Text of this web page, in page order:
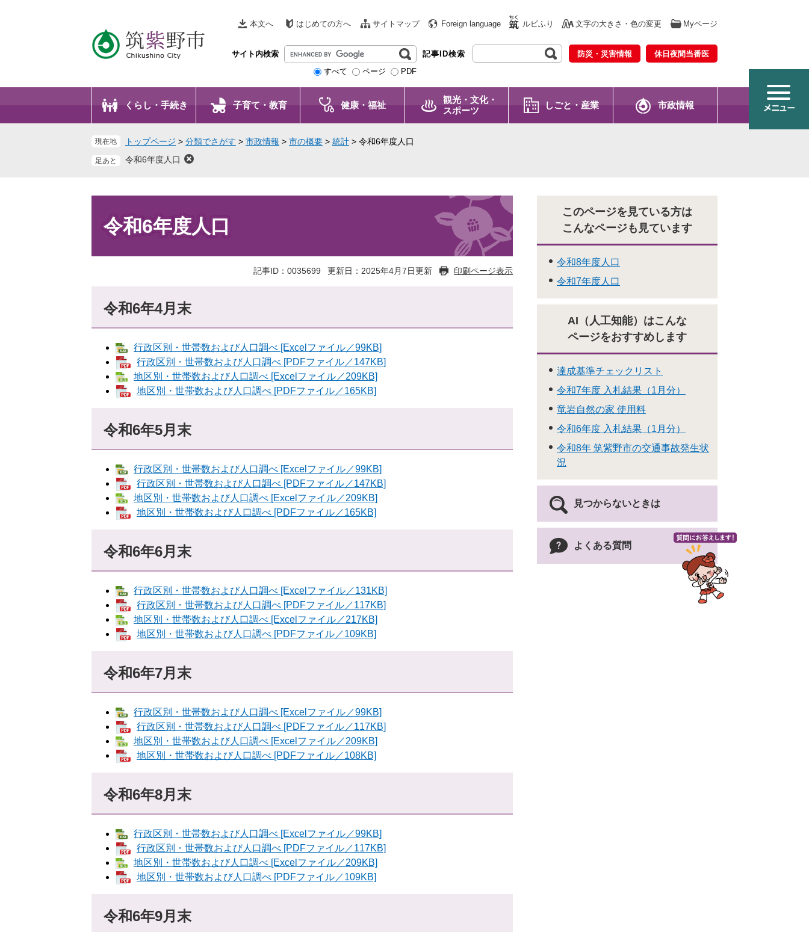
。
て
本文へ はじめての方へ サイトマップ Foreign language ルビふり 文字の大きさ・色の変更 Myページ
サイト内検索
G
o
l
ス
索
すべて ページ PDF
記事ID検索 防災・災害情報 休日夜間当番医
くらし・手続き 子育て・教育 健康・福祉
観光・文化・
スポーツ
しごと・産業 市政情報
現在地 トップページ > 分類でさがす > 市政情報 > 市の概要 > 統計 > 令和6年度人口
令和6年度人口
令和6年度人口
記事ID：0035699 更新日：2025年4月7日更新 印刷ページ表示
令和6年4月末
行政区別・世帯数および人口調べ [Excelファイル／99KB]
行政区別・世帯数および人口調べ [PDFファイル／147KB]
地区別・世帯数および人口調べ [Excelファイル／209KB]
地区別・世帯数および人口調べ [PDFファイル／165KB]
令和6年5月末
行政区別・世帯数および人口調べ [Excelファイル／99KB]
行政区別・世帯数および人口調べ [PDFファイル／147KB]
地区別・世帯数および人口調べ [Excelファイル／209KB]
地区別・世帯数および人口調べ [PDFファイル／165KB]
令和6年6月末
行政区別・世帯数および人口調べ [Excelファイル／131KB]
行政区別・世帯数および人口調べ [PDFファイル／117KB]
地区別・世帯数および人口調べ [Excelファイル／217KB]
地区別・世帯数および人口調べ [PDFファイル／109KB]
令和6年7月末
行政区別・世帯数および人口調べ [Excelファイル／99KB]
行政区別・世帯数および人口調べ [PDFファイル／117KB]
地区別・世帯数および人口調べ [Excelファイル／209KB]
地区別・世帯数および人口調べ [PDFファイル／108KB]
令和6年8月末
行政区別・世帯数および人口調べ [Excelファイル／99KB]
行政区別・世帯数および人口調べ [PDFファイル／117KB]
地区別・世帯数および人口調べ [Excelファイル／209KB]
地区別・世帯数および人口調べ [PDFファイル／109KB]
令和6年9月末
このページを見ている方は
こんなページも見ています
令和8年度人口
令和7年度人口
AI（人工知能）はこんな
ページをおすすめします
達成基準チェックリスト
令和7年度 入札結果（1月分）
竜岩自然の家 使用料
令和6年度 入札結果（1月分）
令和8年 筑紫野市の交通事故発生状
況
見つからないときは
よくある質問